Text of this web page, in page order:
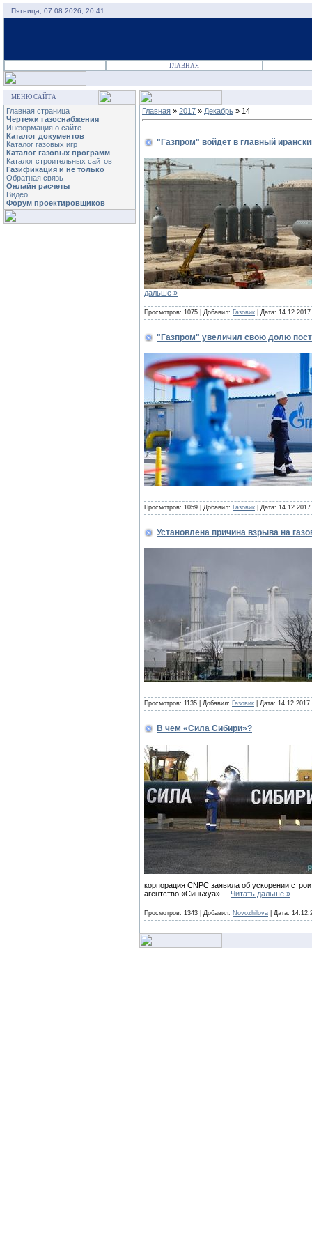
Пятница, 07.08.2026, 20:41
ГЛАВНАЯ
МЕНЮ САЙТА
Главная страница
Чертежи газоснабжения
Информация о сайте
Каталог документов
Каталог газовых игр
Каталог газовых программ
Каталог строительных сайтов
Газификация и не только
Обратная связь
Онлайн расчеты
Видео
Форум проектировщиков
Главная » 2017 » Декабрь » 14
"Газпром" войдет в главный
дальше »
Просмотров: 1075 | Добавил: Газовик | Дата: 14.12.2017
"Газпром" увеличил свою долю
Просмотров: 1059 | Добавил: Газовик | Дата: 14.12.2017
Установлена причина взрыва на
Просмотров: 1135 | Добавил: Газовик | Дата: 14.12.2017
В чем «Сила Сибири»?
корпорация CNPC заявила об ускорении
агентство «Синьхуа»
Читать дальше »
Просмотров: 1343 | Добавил: Novozhilova | Дата: